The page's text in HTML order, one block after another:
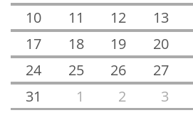
10
11 12 13
17
18 19 20
24
25 26 27
31
1 2 3